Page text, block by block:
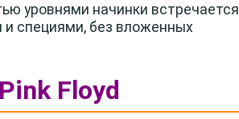
уровнями начинки встречается
специями, без вложенных
Floyd